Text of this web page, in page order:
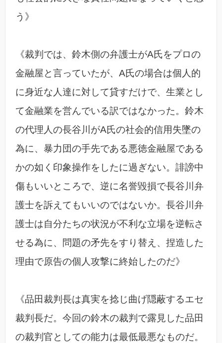
う》
《裁判では、鈴木側の弁護士がA氏をプロの
金融屋と言っていたが、A氏の場合は個人的
に身近な人達に対して貸すだけで、生業とし
て金融業を営んでいる訳ではなかった。鈴木
の代理人の長谷川がA氏の社会的信用失墜の
為に、暴力団の手先である悪徳金融屋である
かの如く印象操作をしたに過ぎない。誹謗中
傷もいいところで、逆に名誉毀損で長谷川弁
護士を訴えてもいいのではないか。長谷川弁
護士は自分たちの状況が不利な立場を逆転さ
せる為に、問題の矛先をすり替え、捏造した
理由で原告の個人攻撃に終始したのだ》
《品田裁判長は真実を捻じ曲げ隠蔽するエセ
裁判長だ。今回の鈴木の裁判で露見した品田
の裁判官としての能力は最低最悪なものだ。